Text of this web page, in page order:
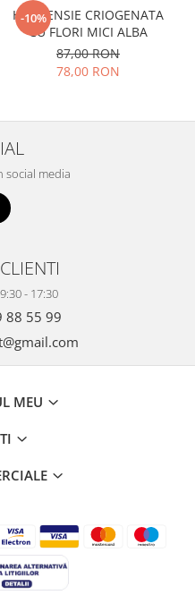
-10%
HORTENSIE CRIOGENATA
CU FLORI MICI ALBA
87,00 RON
78,00 RON
social media
- 17:30
88 55 99
MEU